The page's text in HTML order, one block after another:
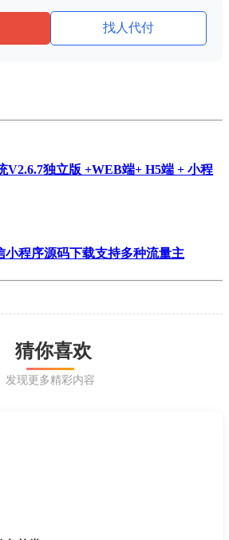
找人代付
V2.6.7独立版 +WEB端+ H5端 + 小程
小程序源码下载支持多种流量主
猜你喜欢
发现更多精彩内容